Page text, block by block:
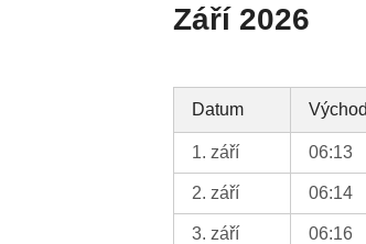
Září 2026
Datum Východ
1. září 06:13
2. září 06:14
3. září 06:16